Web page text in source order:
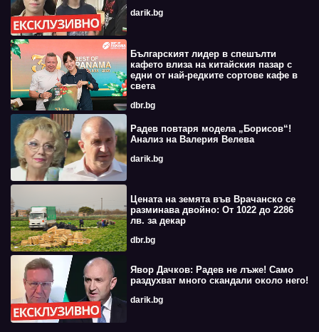
darik.bg
Българският лидер в спешълти
кафето влиза на китайския пазар с
едни от най-редките сортове кафе в
света
dbr.bg
Радев повтаря модела „Борисов“!
Анализ на Валерия Велева
darik.bg
Цената на земята във Врачанско се
разминава двойно: От 1022 до 2286
лв. за декар
dbr.bg
Явор Дачков: Радев не лъже! Само
раздухват много скандали около него!
darik.bg